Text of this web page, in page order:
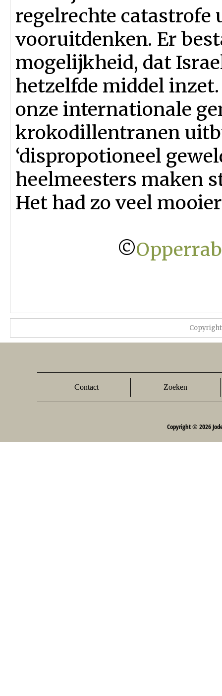
regelrechte
vooruitdenken. Er
mogelijkheid, dat
hetzelfde middel
onze internationale
krokodillentranen
‘dispropotioneel
heelmeesters maken
Het had zo veel
©
Contact Zoeken
Copyright © 2026